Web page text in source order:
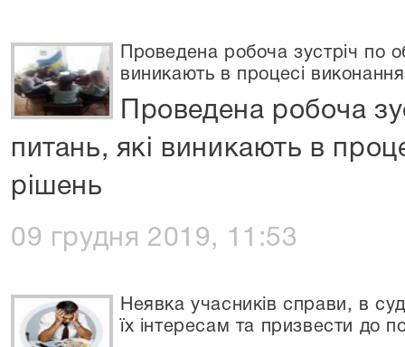
Проведена робоча зустріч по
виникають в процесі
Проведена робоча
питань, які виникають в
рішень
09 грудня 2019, 11:53
Неявка учасників справи, в
їх інтересам та призвести до